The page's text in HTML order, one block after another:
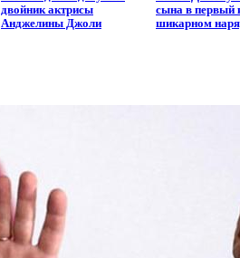
двойник актрисы
Анджелины Джоли
сына в первый
шикарном